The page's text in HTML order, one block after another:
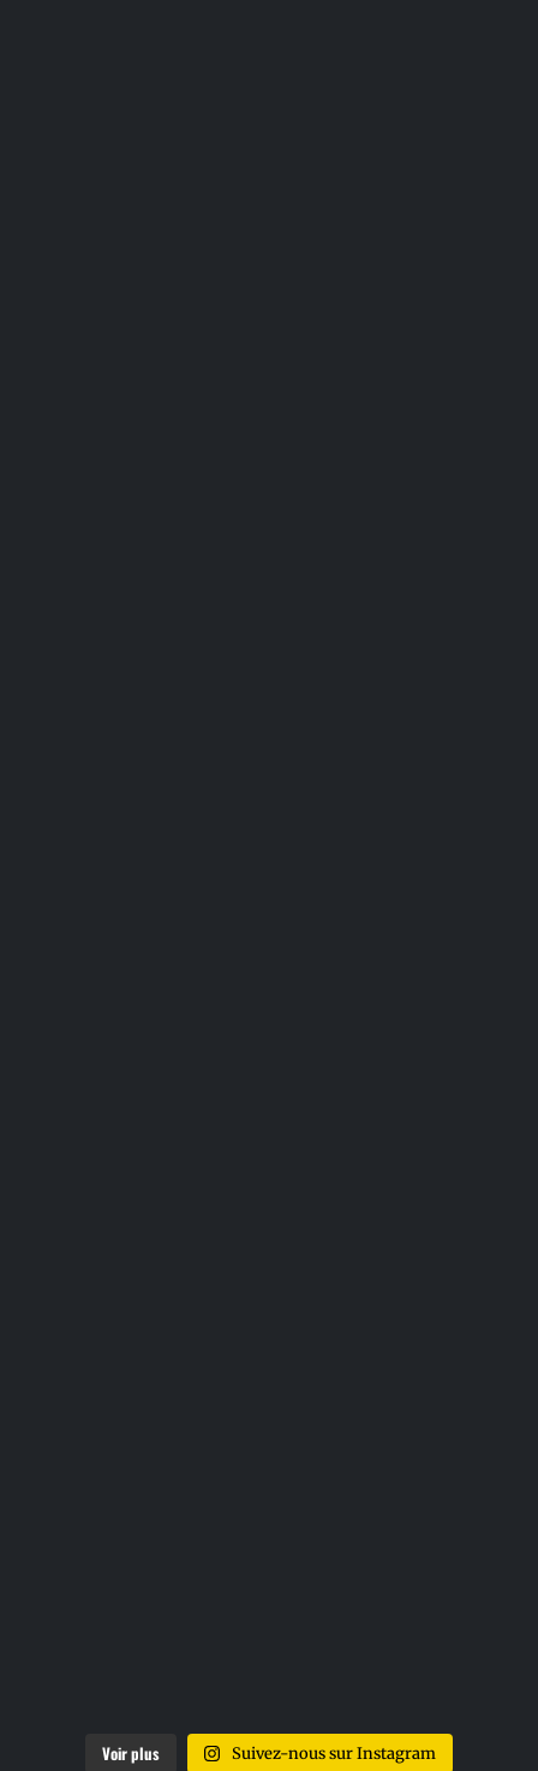
Voir plus Suivez-nous sur Instagram